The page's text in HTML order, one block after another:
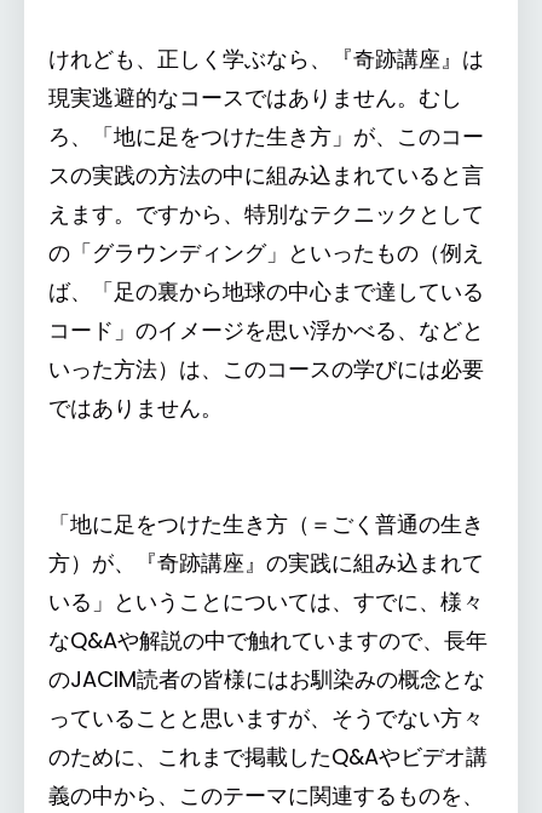
けれども、正しく学ぶなら、『奇跡講座』は
現実逃避的なコースではありません。むし
ろ、「地に足をつけた生き方」が、このコー
スの実践の方法の中に組み込まれていると言
えます。ですから、特別なテクニックとして
の「グラウンディング」といったもの（例え
ば、「足の裏から地球の中心まで達している
コード」のイメージを思い浮かべる、などと
いった方法）は、このコースの学びには必要
ではありません。
「地に足をつけた生き方（＝ごく普通の生き
方）が、『奇跡講座』の実践に組み込まれて
いる」ということについては、すでに、様々
なQ&Aや解説の中で触れていますので、長年
のJACIM読者の皆様にはお馴染みの概念とな
っていることと思いますが、そうでない方々
のために、これまで掲載したQ&Aやビデオ講
義の中から、このテーマに関連するものを、